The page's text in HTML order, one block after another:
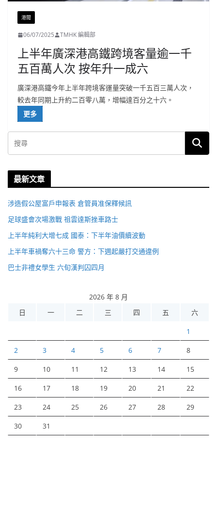
港聞
06/07/2025 TMHK 編輯部
上半年廣深港高鐵跨境客量逾一千
五百萬人次 按年升一成六
廣深港高鐵今年上半年跨境客運量突破一千五百三萬人次，
較去年同期上升約二百零八萬，增幅達百分之十六。
更多
最新文章
涉造假公屋富戶申報表 倉管員准保釋候訊
足球盛會次場激戰 祖雲達斯挫車路士
上半年純利大增七成 國泰：下半年油價續波動
上半年車禍奪六十三命 警方：下週起嚴打交通違例
巴士非禮女學生 六旬漢判囚四月
2026 年 8 月
日
一 二 三 四 五 六
1
2 3 4 5 6 7 8
9 10 11 12 13 14 15
16 17 18 19 20 21 22
23 24 25 26 27 28 29
30 31